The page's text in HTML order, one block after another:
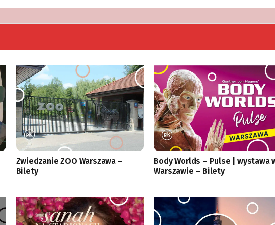
Zwiedzanie ZOO Warszawa –
Bilety
Body Worlds – Pulse | wystawa
Warszawie – Bilety